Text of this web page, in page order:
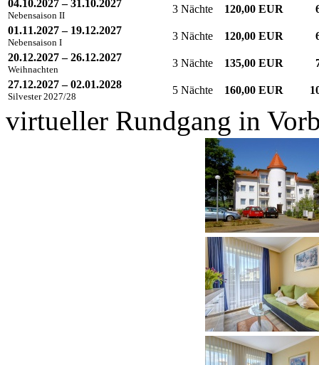
04.10.2027 – 31.10.2027
Nebensaison II
3 Nächte 120,00 EUR
01.11.2027 – 19.12.2027
Nebensaison I
3 Nächte 120,00 EUR
20.12.2027 – 26.12.2027
Weihnachten
3 Nächte 135,00 EUR
27.12.2027 – 02.01.2028
Silvester 2027/28
5 Nächte 160,00 EUR
virtueller Rundgang in